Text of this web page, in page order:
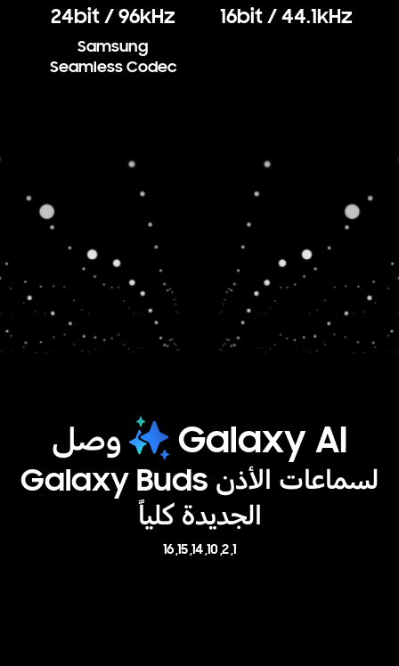
‎16bit / 44.1kHz
‎24bit / 96kHz
Samsung
Seamless Codec
Galaxy AI وصل
لسماعات الأذن Galaxy Buds
الجديدة كلياً
1
,
2
,
10
,
14
,
15
,
16